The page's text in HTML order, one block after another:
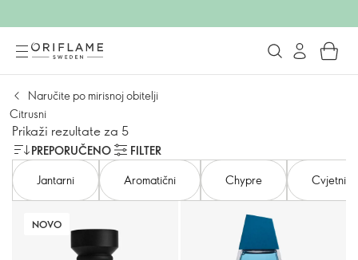
Naručite po mirisnoj obitelji
Citrusni
Prikaži rezultate za 5
PREPORUČENO
FILTER
Jantarni
Aromatični Chypre Cvjetni
NOVO